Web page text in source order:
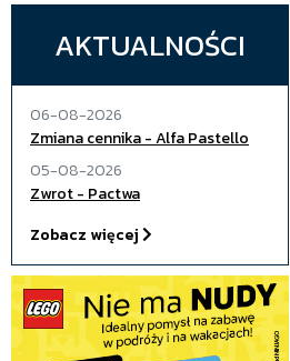
AKTUALNOŚCI
06-08-2026
Zmiana cennika - Alfa Pastello
05-08-2026
Zwrot - Pactwa
Zobacz więcej